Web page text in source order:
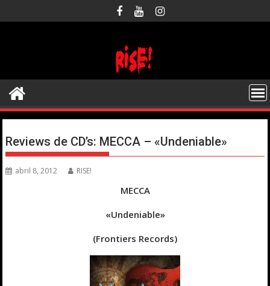
al
Reviews de CD’s: MECCA – «Undeniable»
abril 8, 2012 RISE!
MECCA
«Undeniable»
(Frontiers Records)